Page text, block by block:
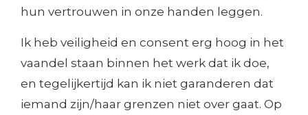
hun vertrouwen in onze handen leggen.
Ik heb veiligheid en consent erg hoog in het
vaandel staan binnen het werk dat ik doe,
en tegelijkertijd kan ik niet garanderen dat
iemand zijn/haar grenzen niet over gaat. Op